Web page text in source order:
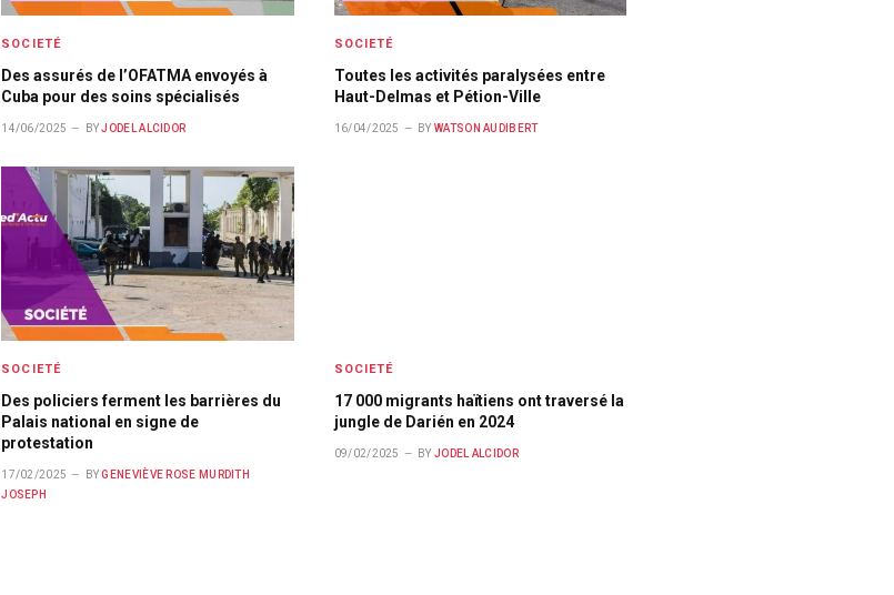
SOCIETÉ
Des assurés de l’OFATMA envoyés à
Cuba pour des soins spécialisés
14/06/2025 BY JODEL ALCIDOR
SOCIETÉ
Toutes les activités paralysées entre
Haut-Delmas et Pétion-Ville
16/04/2025 BY WATSON AUDIBERT
SOCIETÉ
Des policiers ferment les barrières du
Palais national en signe de
protestation
17/02/2025 BY GENEVIÈVE ROSE MURDITH
JOSEPH
SOCIETÉ
17 000 migrants haïtiens ont traversé la
jungle de Darién en 2024
09/02/2025 BY JODEL ALCIDOR